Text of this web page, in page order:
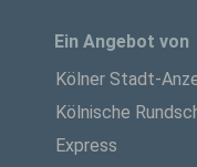
Ein Angebot von
Kölner Stadt-
Kölnische
Express